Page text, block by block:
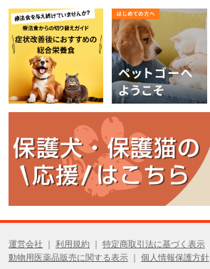
運営会社 利用規約
特定商取引法に基づく表示
動物用医薬品販売に関する表示
個人情報保護方針